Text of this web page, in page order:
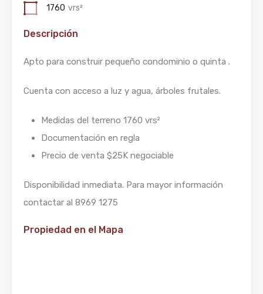
1760 vrs²
Descripción
Apto para construir pequeño condominio o quinta .
Cuenta con acceso a luz y agua, árboles frutales.
Medidas del terreno 1760 vrs²
Documentación en regla
Precio de venta $25K negociable
Disponibilidad inmediata. Para mayor información
contactar al 8969 1275
Propiedad en el Mapa